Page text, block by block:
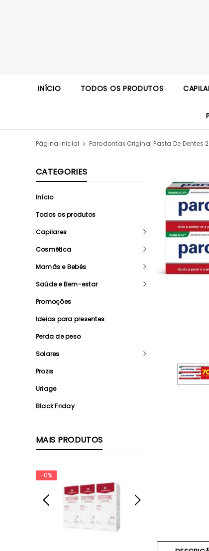
INÍCIO TODOS OS PRODUTOS
Página Inicial Parodontax Original Pasta De Dentes
CATEGORIES
Início
Todos os produtos
Capilares
Cosmética
Mamãs e Bebés
Saúde e Bem-estar
Promoções
Ideias para presentes
Perda de peso
Solares
Prozis
Uriage
Black Friday
MAIS PRODUTOS
-0%